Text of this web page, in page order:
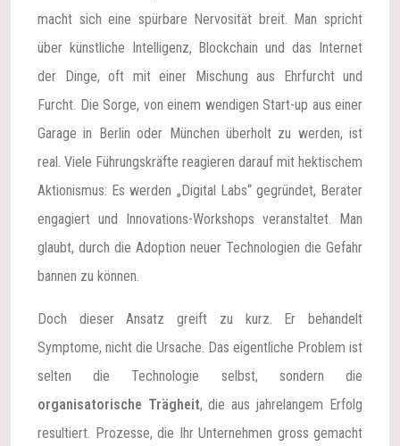
macht sich eine spürbare Nervosität breit. Man spricht
über künstliche Intelligenz, Blockchain und das Internet
der Dinge, oft mit einer Mischung aus Ehrfurcht und
Furcht. Die Sorge, von einem wendigen Start-up aus einer
Garage in Berlin oder München überholt zu werden, ist
real. Viele Führungskräfte reagieren darauf mit hektischem
Aktionismus: Es werden „Digital Labs“ gegründet, Berater
engagiert und Innovations-Workshops veranstaltet. Man
glaubt, durch die Adoption neuer Technologien die Gefahr
bannen zu können.
Doch dieser Ansatz greift zu kurz. Er behandelt
Symptome, nicht die Ursache. Das eigentliche Problem ist
selten die Technologie selbst, sondern die
organisatorische Trägheit, die aus jahrelangem Erfolg
resultiert. Prozesse, die Ihr Unternehmen gross gemacht